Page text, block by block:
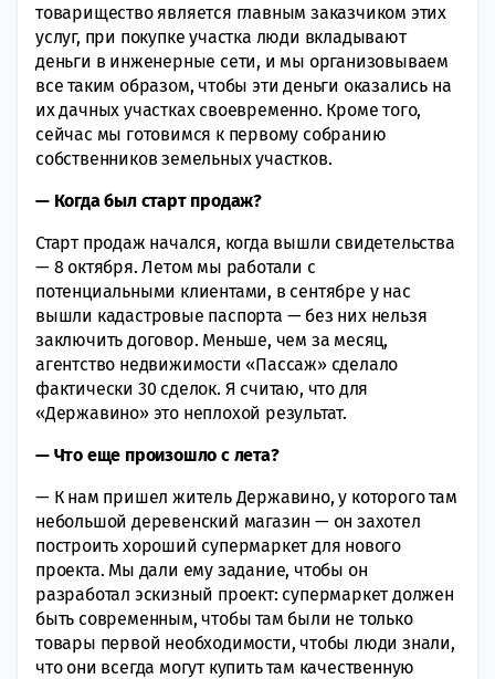
товарищество является главным заказчиком этих
услуг, при покупке участка люди вкладывают
деньги в инженерные сети, и мы организовываем
все таким образом, чтобы эти деньги оказались на
их дачных участках своевременно. Кроме того,
сейчас мы готовимся к первому собранию
собственников земельных участков.
— Когда был старт продаж?
Старт продаж начался, когда вышли свидетельства
— 8 октября. Летом мы работали с
потенциальными клиентами, в сентябре у нас
вышли кадастровые паспорта — без них нельзя
заключить договор. Меньше, чем за месяц,
агентство недвижимости «Пассаж» сделало
фактически 30 сделок. Я считаю, что для
«Державино» это неплохой результат.
— Что еще произошло с лета?
— К нам пришел житель Державино, у которого там
небольшой деревенский магазин — он захотел
построить хороший супермаркет для нового
проекта. Мы дали ему задание, чтобы он
разработал эскизный проект: супермаркет должен
быть современным, чтобы там были не только
товары первой необходимости, чтобы люди знали,
что они всегда могут купить там качественную